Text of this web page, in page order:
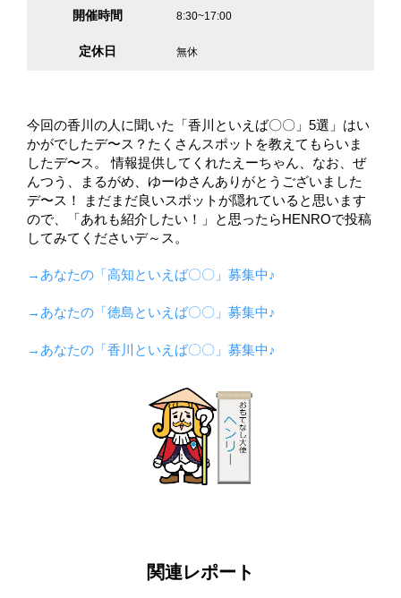
開催時間 8:30~17:00
定休日 無休
今回の香川の人に聞いた「香川といえば〇〇」5選」はい
かがでしたデ〜ス？たくさんスポットを教えてもらいま
したデ〜ス。 情報提供してくれたえーちゃん、なお、ぜ
んつう、まるがめ、ゆーゆさんありがとうございました
デ〜ス！ まだまだ良いスポットが隠れていると思います
ので、「あれも紹介したい！」と思ったらHENROで投稿
してみてくださいデ～ス。
→あなたの「高知といえば〇〇」募集中♪
→あなたの「徳島といえば〇〇」募集中♪
→あなたの「香川といえば〇〇」募集中♪
関連レポート